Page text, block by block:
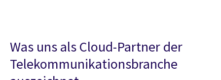
Was uns als Cloud-Partner der
Telekommunikationsbranche